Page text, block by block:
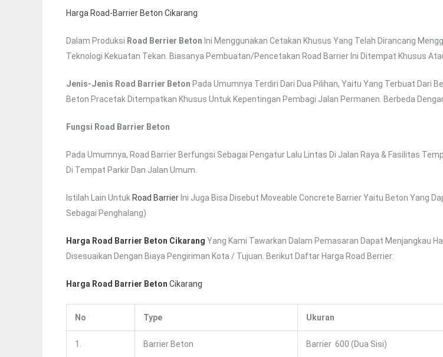
Harga Road-Barrier Beton Cikarang
Dalam Produksi Road Berrier Beton Ini Menggunakan Cetakan Khusus Yang Telah Dirancang
Teknologi Kekuatan Tekan. Biasanya Pembuatan/pencetakan Road Barrier Ini Ditempat Khusus
Jenis-Jenis Road Barrier Beton Pada Umumnya Terdiri Dari Dua Pilihan, Yaitu Yang Terbuat Dari
Beton Pracetak Ditempatkan Khusus Untuk Kepentingan Pembagi Jalan Permanen. Berbeda
Fungsi Road Barrier Beton
Pada Umumnya, Road Barrier Berfungsi Sebagai Pengatur Lalu Lintas Di Jalan Raya & Fasilitas
Di Tempat Parkir Dan Jalan Umum.
Istilah Lain Untuk Road Barrier Ini Juga Bisa Disebut Moveable Concrete Barrier Yaitu Beton Yang
Sebagai Penghalang)
Harga Road Barrier Beton Cikarang Yang Kami Tawarkan Dalam Pemasaran Dapat Menjangkau
Disesuaikan Dengan Biaya Pengiriman Kota / Tujuan. Berikut Daftar Harga Road Berrier:
Harga Road Barrier Beton Cikarang
No Type Ukuran
1. Barrier Beton Barrier 600 (dua Sisi)